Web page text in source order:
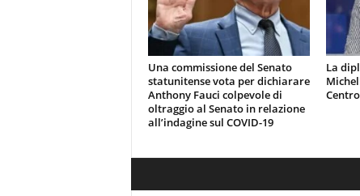
Una commissione del Senato
statunitense vota per dichiarare
Anthony Fauci colpevole di
oltraggio al Senato in relazione
all’indagine sul COVID-19
La